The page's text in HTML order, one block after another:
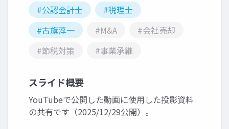
#公認会計士
#税理士
#古旗淳一
#M&A
#会社売却
#節税対策
#事業承継
スライド概要
YouTubeで公開した動画に使用した投影資料
の共有です（2025/12/29公開）。